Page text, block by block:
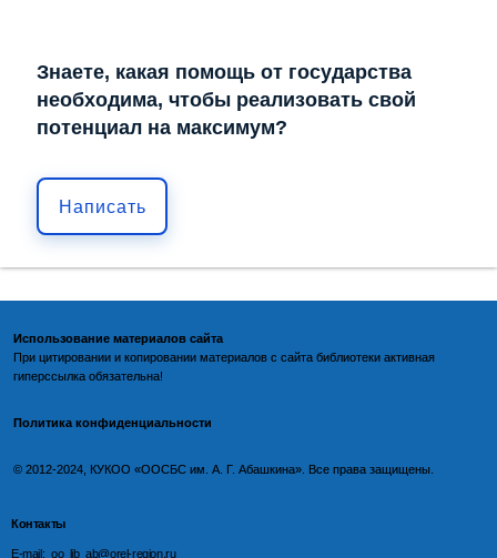
Знаете, какая помощь от государства
необходима, чтобы реализовать свой
потенциал на максимум?
Написать
Использование материалов сайта
При цитировании и копировании материалов с сайта библиотеки активная
гиперссылка обязательна!
Политика конфиденциальности
©️ 2012-2024, КУКОО «ООСБС им. А. Г. Абашкина». Все права защищены.
Контакты
E-mail: oo_lib_ab@orel-region.ru